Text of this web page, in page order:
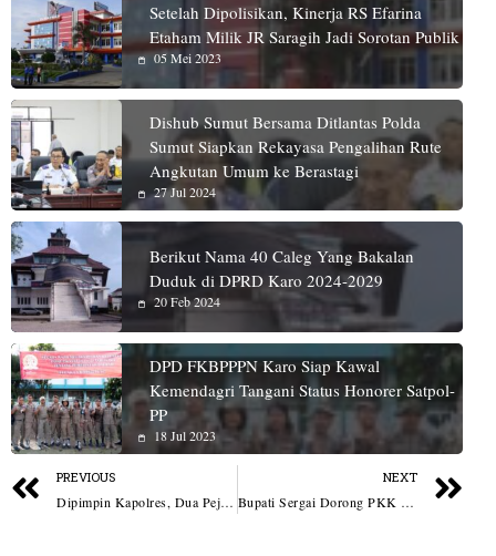
Setelah Dipolisikan, Kinerja RS Efarina
Etaham Milik JR Saragih Jadi Sorotan Publik
05 Mei 2023
Dishub Sumut Bersama Ditlantas Polda
Sumut Siapkan Rekayasa Pengalihan Rute
Angkutan Umum ke Berastagi
27 Jul 2024
Berikut Nama 40 Caleg Yang Bakalan
Duduk di DPRD Karo 2024-2029
20 Feb 2024
DPD FKBPPPN Karo Siap Kawal
Kemendagri Tangani Status Honorer Satpol-
PP
18 Jul 2023
PREVIOUS
Dipimpin Kapolres, Dua Pejabat Utama Polres Batubara Serah Terima Jabatan
NEXT
Bupati Sergai Dorong PKK Jadi Mitra Strategis Pemerintah Wujudkan Zero Stunting